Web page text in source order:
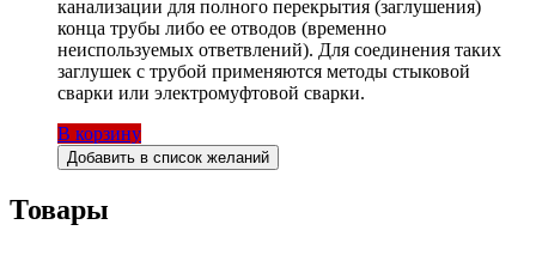
канализации для полного перекрытия (заглушения)
конца трубы либо ее отводов (временно
неиспользуемых ответвлений). Для соединения таких
заглушек с трубой применяются методы стыковой
сварки или электромуфтовой сварки.
В корзину
Добавить в список желаний
Товары